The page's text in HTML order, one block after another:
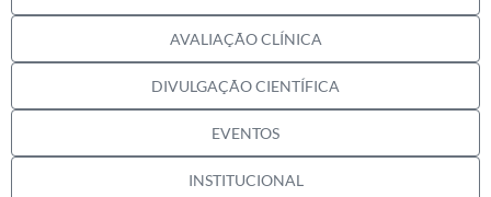
AVALIAÇÃO CLÍNICA
DIVULGAÇÃO CIENTÍFICA
EVENTOS
INSTITUCIONAL